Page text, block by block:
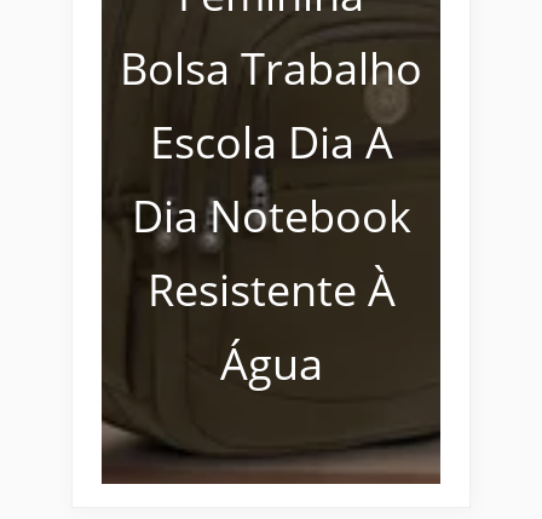
Bolsa Trabalho
Escola Dia A
Dia Notebook
Resistente À
Água